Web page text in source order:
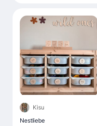
Kisu
Nestliebe